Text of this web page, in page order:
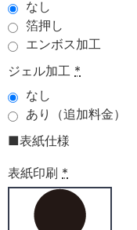
なし
箔押し
エンボス加工
ジェル加工 *
なし
あり（追加料金）
■表紙仕様
表紙印刷 *